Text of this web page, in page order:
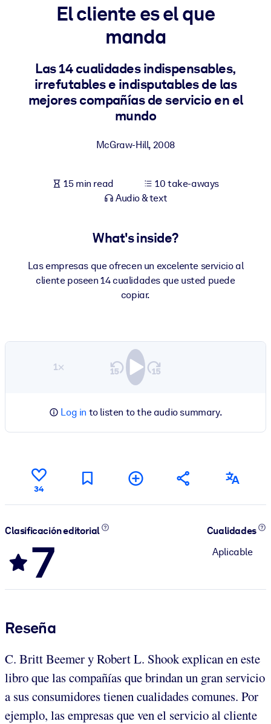
Bring bite-sized, verified knowledge into your LMS/LXP for
learning results.
For Corporate Libraries
Enrich your corporate library with trusted, ready-to-use business
outputs.
El cliente es el que
manda
Las 14 cualidades indispensables,
irrefutables e indisputables de las
mejores compañías de servicio en el
mundo
McGraw-Hill, 2008
15 min read
10 take-aways
Audio & text
What's inside?
Las empresas que ofrecen un excelente servicio al
cliente poseen 14 cualidades que usted puede
copiar.
1×
Log in to listen to the audio summary.
34
Clasificación editorial
7
Cualidades
Aplicable
Reseña
C. Britt Beemer y Robert L. Shook explican en este
libro que las compañías que brindan un gran servicio
a sus consumidores tienen cualidades comunes. Por
ejemplo, las empresas que ven el servicio al cliente